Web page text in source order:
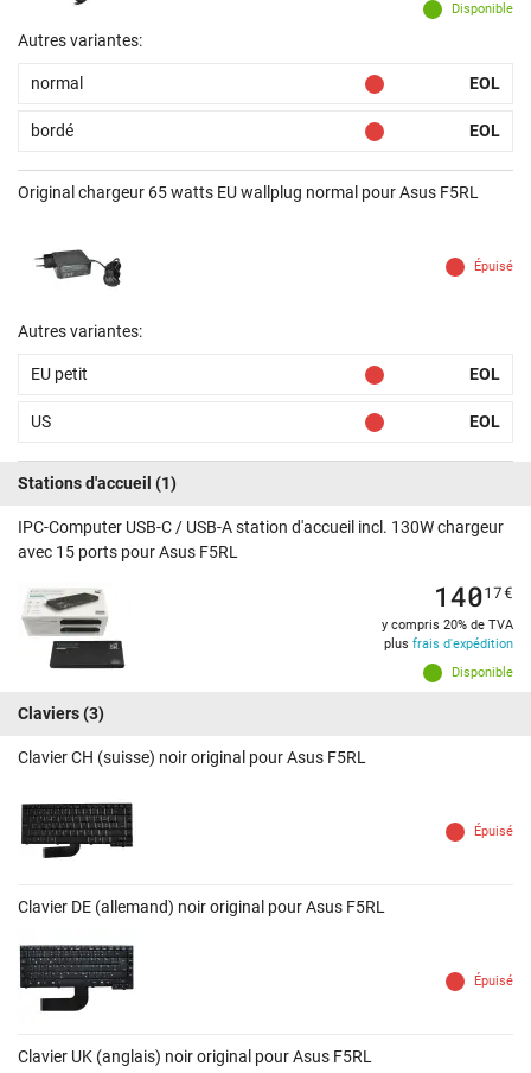
Disponible
Autres variantes:
normal EOL
bordé EOL
Original chargeur 65 watts EU wallplug normal pour Asus F5RL
Épuisé
Autres variantes:
EU petit EOL
US EOL
Stations d'accueil (1)
IPC-Computer USB-C / USB-A station d'accueil incl. 130W chargeur
avec 15 ports pour Asus F5RL
Disponible
14017€
y compris 20% de TVA
plus frais d'expédition
Claviers(3)
Clavier CH (suisse) noir original pour Asus F5RL
Épuisé
Clavier DE (allemand) noir original pour Asus F5RL
Épuisé
Clavier UK (anglais) noir original pour Asus F5RL